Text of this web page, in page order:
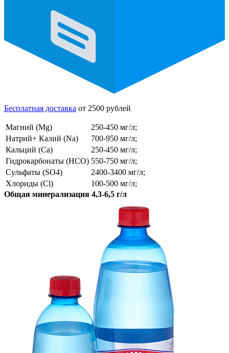
Бесплатная доставка от 2500 рублей
Магний (Mg)
250-450 мг/л;
Натрий+ Калий (Na)
700-950 мг/л;
Кальций (Ca)
250-450 мг/л;
Гидрокарбонаты (HCO) 550-750 мг/л;
Сульфаты (SO4)
2400-3400 мг/л;
Хлориды (Cl)
100-500 мг/л;
Общая минерализация 4,3-6,5 г/л